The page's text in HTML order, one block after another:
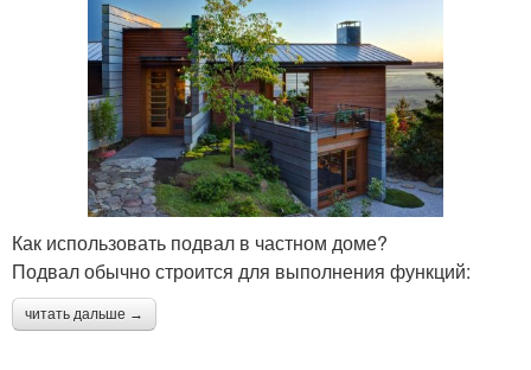
Как использовать подвал в частном доме?
Подвал обычно строится для выполнения функций:
читать дальше →